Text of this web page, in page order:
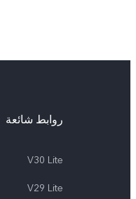
روابط شائعة
V30 Lite
V29 Lite